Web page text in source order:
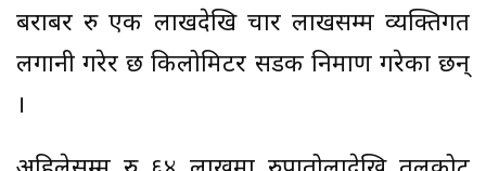
बराबर रु एक लाखदेखि चार लाखसम्म व्यक्तिगत
लगानी गरेर छ किलोमिटर सडक निर्माण गरेका छन्
।